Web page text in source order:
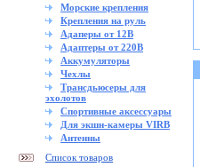
Морские крепления
Крепления на руль
Адаперы от 12В
Адаптеры от 220В
Аккумуляторы
Чехлы
Трансдьюсеры для
эхолотов
Спортивные аксессуары
Для экшн-камеры VIRB
Антенны
Список товаров